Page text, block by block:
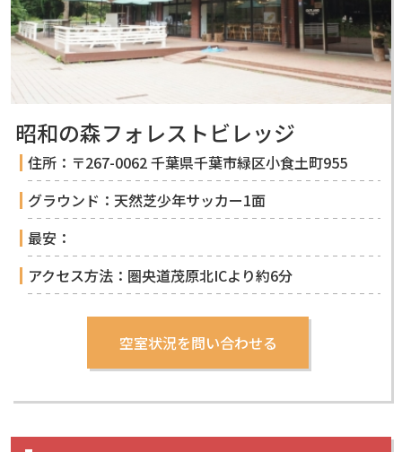
昭和の森フォレストビレッジ
住所：〒267-0062 千葉県千葉市緑区小食土町955
グラウンド：天然芝少年サッカー1面
最安：
アクセス方法：圏央道茂原北ICより約6分